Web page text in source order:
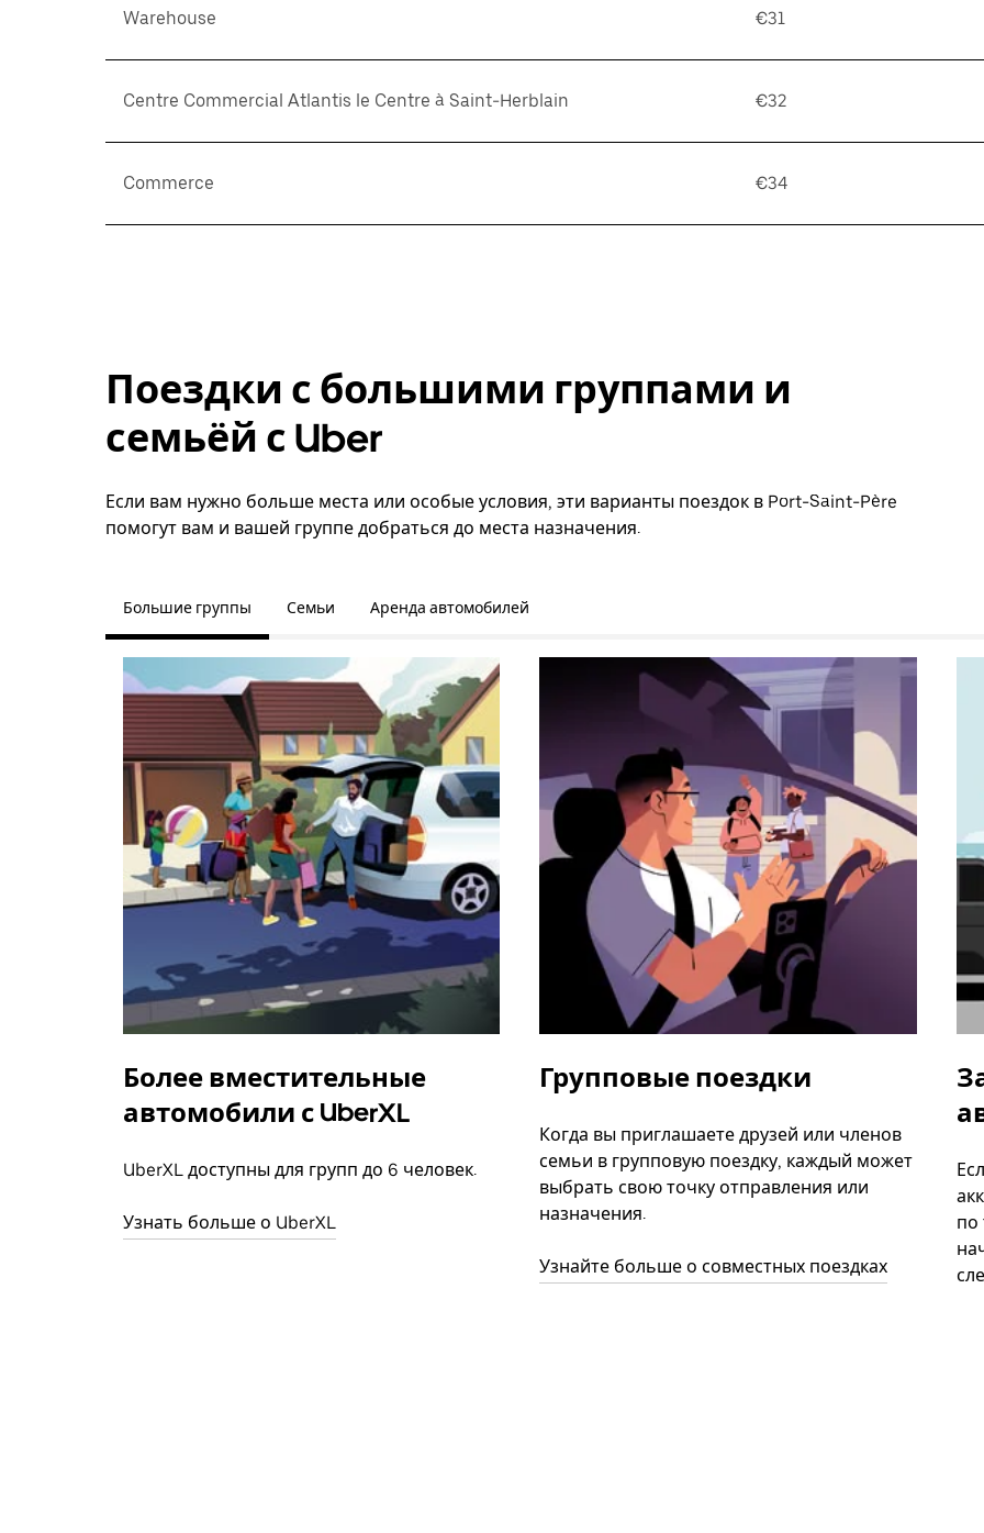
Warehouse €31
Centre Commercial Atlantis le Centre à Saint-Herblain €32
Commerce €34
Поездки с большими группами и
семьёй с Uber
Если вам нужно больше места или особые условия, эти варианты поездок в Port-Saint-Père
помогут вам и вашей группе добраться до места назначения.
Большие группы Семьи Аренда автомобилей
Более вместительные
автомобили с UberXL
UberXL доступны для групп до 6 человек.
Узнать больше о UberXL
Групповые поездки
Когда вы приглашаете друзей или членов
семьи в групповую поездку, каждый может
выбрать свою точку отправления или
назначения.
Узнайте больше о совместных поездках
по